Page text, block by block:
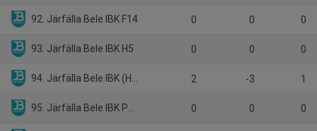
92. Järfälla Bele IBK F14 0 0 0
93. Järfälla Bele IBK H5 0 0 0
94. Järfälla Bele IBK (HJ) 2 -3 1
95. Järfälla Bele IBK P13 0 0 0